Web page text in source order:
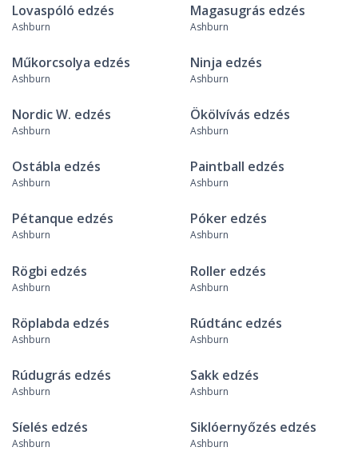
Lovaspóló edzés
Ashburn
Magasugrás edzés
Ashburn
Műkorcsolya edzés
Ashburn
Ninja edzés
Ashburn
Nordic W. edzés
Ashburn
Ökölvívás edzés
Ashburn
Ostábla edzés
Ashburn
Paintball edzés
Ashburn
Pétanque edzés
Ashburn
Póker edzés
Ashburn
Rögbi edzés
Ashburn
Roller edzés
Ashburn
Röplabda edzés
Ashburn
Rúdtánc edzés
Ashburn
Rúdugrás edzés
Ashburn
Sakk edzés
Ashburn
Síelés edzés
Ashburn
Siklóernyőzés edzés
Ashburn